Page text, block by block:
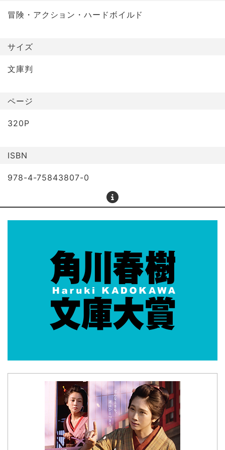
冒険・アクション・ハードボイルド
サイズ
文庫判
ページ
320P
ISBN
978-4-75843807-0